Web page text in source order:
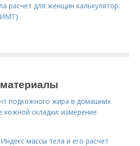
расчет для женщин калькулятор.
подкожного жира в домашних
кожной складки: измерение
массы тела и его расчет